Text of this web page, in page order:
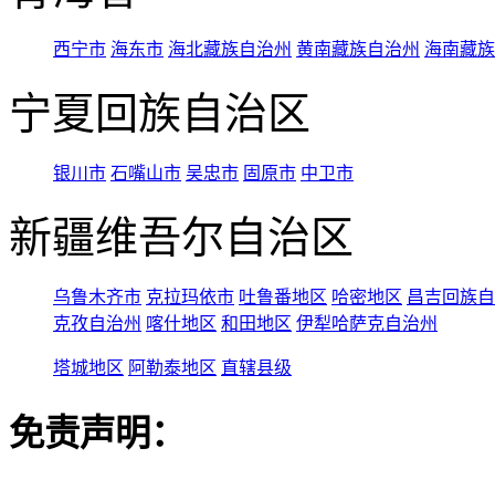
西宁市 海东市 海北藏族自治州 黄南藏族自治州 海南藏
宁夏回族自治区
银川市 石嘴山市 吴忠市 固原市 中卫市
新疆维吾尔自治区
乌鲁木齐市 克拉玛依市 吐鲁番地区 哈密地区 昌吉回族
克孜自治州 喀什地区 和田地区 伊犁哈萨克自治州
塔城地区 阿勒泰地区 直辖县级
免责声明：